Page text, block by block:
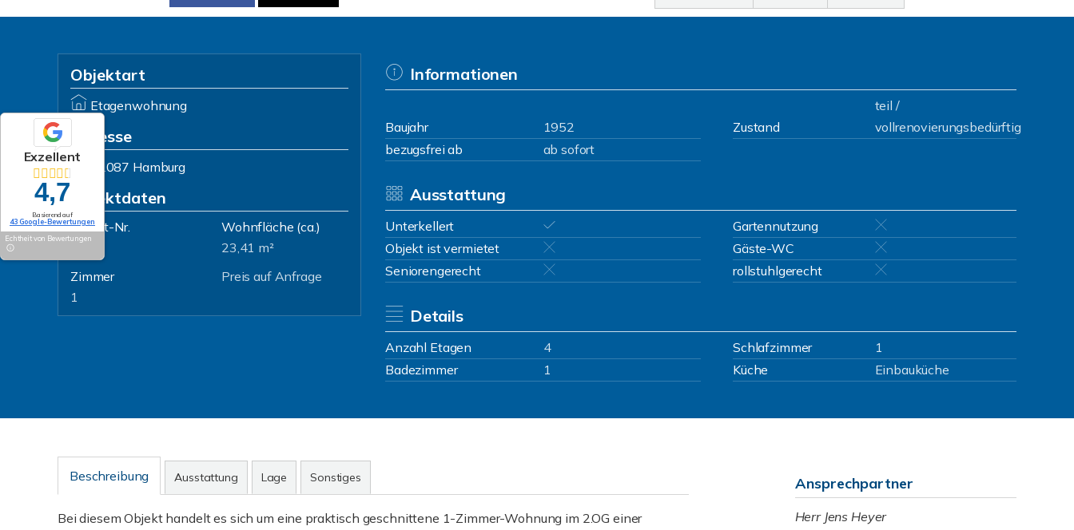
Objektart
Etagenwohnung
Adresse
22087 Hamburg
Objektdaten
Objekt-Nr.
3139
Wohnfläche (ca.)
23,41 m²
Zimmer
1
Preis auf Anfrage
Informationen
Baujahr 1952 Zustand
teil /
vollrenovierungsbedürftig
bezugsfrei ab
ab sofort
Ausstattung
Unterkellert
Gartennutzung
Objekt ist vermietet
Gäste-WC
Seniorengerecht
rollstuhlgerecht
Details
Anzahl Etagen 4 Schlafzimmer
1
Badezimmer
1 Küche Einbauküche
Beschreibung Ausstattung Lage Sonstiges
Bei diesem Objekt handelt es sich um eine praktisch geschnittene 1-Zimmer-Wohnung im 2.OG einer
Ansprechpartner
Herr Jens Heyer
Exzellent
4,7
Basierend auf
43 Google-Bewertungen
Echtheit von Bewertungen